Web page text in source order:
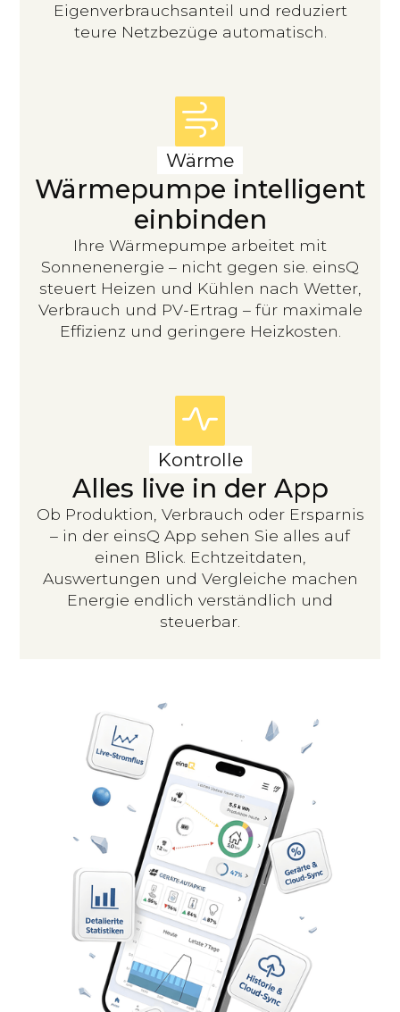
Eigenverbrauchsanteil und reduziert
teure Netzbezüge automatisch.
Wärme
Wärmepumpe intelligent
einbinden
Ihre Wärmepumpe arbeitet mit
Sonnenenergie – nicht gegen sie. einsQ
steuert Heizen und Kühlen nach Wetter,
Verbrauch und PV-Ertrag – für maximale
Effizienz und geringere Heizkosten.
Kontrolle
Alles live in der App
Ob Produktion, Verbrauch oder Ersparnis
– in der einsQ App sehen Sie alles auf
einen Blick. Echtzeitdaten,
Auswertungen und Vergleiche machen
Energie endlich verständlich und
steuerbar.